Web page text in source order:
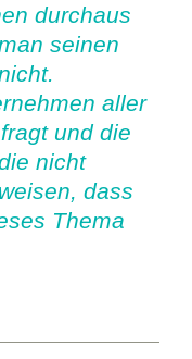
durchaus
seinen
aller
und die
nicht
dass
Thema